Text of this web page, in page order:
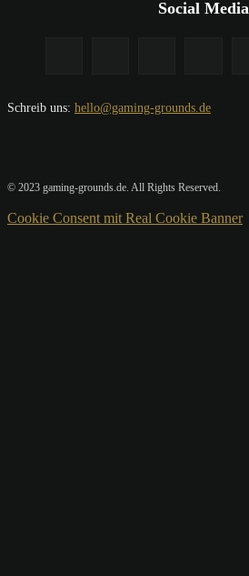
Social Media
Schreib uns: hello@gaming-grounds.de
© 2023 gaming-grounds.de. All Rights Reserved.
Cookie Consent mit Real Cookie Banner